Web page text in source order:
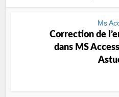
Ms
Correction de
dans MS